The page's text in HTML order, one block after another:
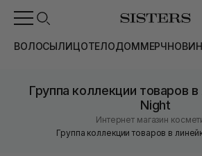
ВОЛОСЫЛИЦОТЕЛОДОММЕРЧ
Группа коллекции товаров
Night
Интернет магазин
Группа коллекции товаров в